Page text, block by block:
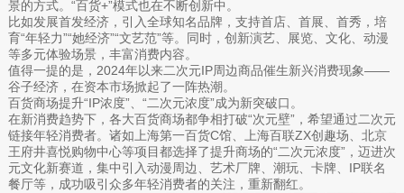
景的方式。“百货+”模式也在不断创新中。
比如发展首发经济，引入全球知名品牌，支持首店、首展、首秀，培
育“年轻力”“她经济”“文艺范”等。同时，创新演艺、展览、文化、动漫
等多元体验场景，丰富消费内容。
值得一提的是，2024年以来二次元IP周边商品催生新兴消费现象——
谷子经济，在资本市场掀起了一阵热潮。
百货商场提升“IP浓度”、“二次元浓度”成为新突破口。
在新消费趋势下，各大百货商场都争相打破“次元壁”，希望通过二次元
链接年轻消费者。诸如上海第一百货C馆、上海百联ZX创趣场、北京
王府井喜悦购物中心等项目都选择了提升商场的“二次元浓度”，迈进次
元文化新赛道，集中引入动漫周边、艺术厂牌、潮玩、卡牌、IP联名
餐厅等，成功吸引众多年轻消费者的关注，重新翻红。